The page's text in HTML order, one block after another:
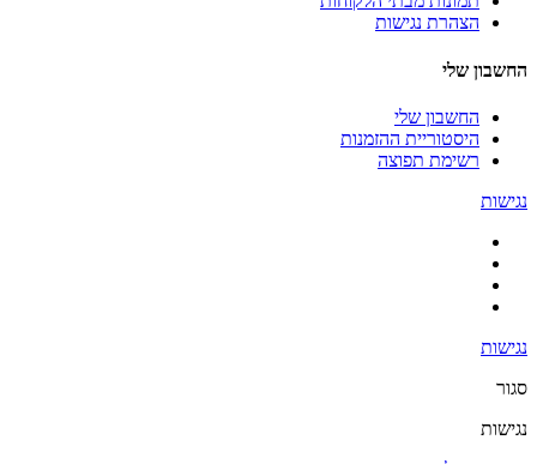
הצהרת נגישות
החשבון שלי
החשבון שלי
היסטוריית ההזמנות
רשימת תפוצה
נגישות
נגישות
סגור
נגישות